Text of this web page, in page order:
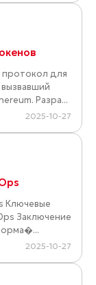
протокол для
Разра...
2025-10-27
Ключевые
Заключение
2025-10-27